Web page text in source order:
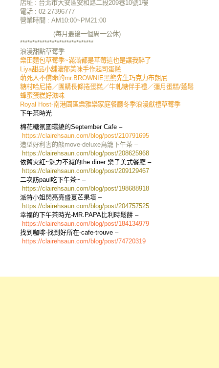
店址 : 台北市大安區安和路二段209巷10號1樓
電話 : 02-27396777
營業時間 : AM10:00~PM21:00
(每月最後一個周一公休)
******************************
浪漫甜點草莓季
樂田麵包草莓季~滿滿都是草莓這也是讓我醉了
Liya甜品小舖濃郁美味手作起司蛋糕
萌死人不償命的mr.BROWNIE黑熊先生巧克力布朗尼
糖村哈尼捲／團購長條捲蛋糕／牛軋糖伴手禮／彌月蛋糕/蓬鬆
蜂蜜蛋糕好滋味
Royal Host-南港園區樂雅樂家庭餐廳冬季浪漫獻禮草莓季
下午茶時光
棉花糖氛圍環繞的September Cafe –
https://clairehsaun.com/blog/post/210791695
造型好利害的燄move-deluxe鳥籠下午茶 –
https://clairehsaun.com/blog/post/208625968
依舊火紅~魅力不減的the diner 樂子美式餐廳 –
https://clairehsaun.com/blog/post/209129467
二次訪paul吃下午茶~ –
https://clairehsaun.com/blog/post/198688918
派特小姐閃亮亮盛夏芒果塔 –
https://clairehsaun.com/blog/post/204757525
幸福的下午茶時光-MR.PAPA比利時鬆餅 –
https://clairehsaun.com/blog/post/184134979
找到咖啡-找到好所在-cafe-trouve –
https://clairehsaun.com/blog/post/74720319